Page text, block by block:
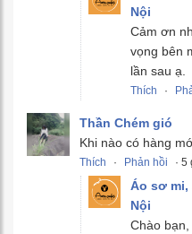
Nội
Cảm ơn
vọng bên
lần sau ạ.
Thích ·
Thần Chém gió
Khi nào có hàng
Thích · Phản hồi · 5
Áo sơ mi,
Nội
Chào